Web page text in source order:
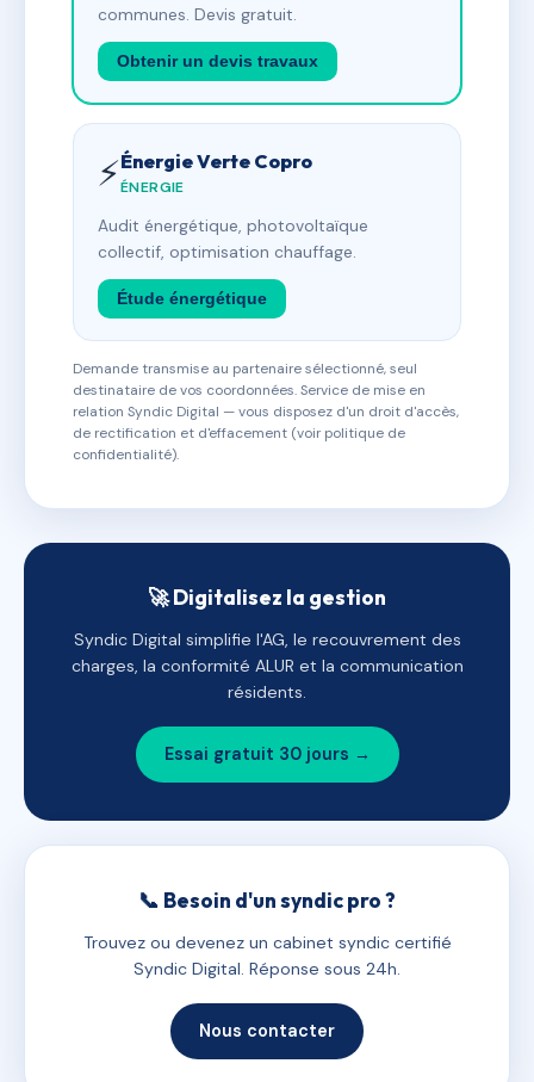
communes. Devis gratuit.
Obtenir un devis travaux
⚡Énergie Verte Copro
ÉNERGIE
Audit énergétique, photovoltaïque
collectif, optimisation chauffage.
Étude énergétique
Demande transmise au partenaire sélectionné, seul
destinataire de vos coordonnées. Service de mise en
relation Syndic Digital — vous disposez d'un droit d'accès,
de rectification et d'effacement (voir politique de
confidentialité).
🚀 Digitalisez la gestion
Syndic Digital simplifie l'AG, le recouvrement des
charges, la conformité ALUR et la communication
résidents.
Essai gratuit 30 jours →
📞 Besoin d'un syndic pro ?
Trouvez ou devenez un cabinet syndic certifié
Syndic Digital. Réponse sous 24h.
Nous contacter